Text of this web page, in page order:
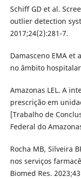
Schiff GD et al.
outlier detection
2017;24(2):281-7.
Damasceno EMA
no âmbito
Amazonas LEL. A
prescrição em
[Trabalho de
Federal do
Rocha MB, Silveira
nos serviços
Biomed Res.